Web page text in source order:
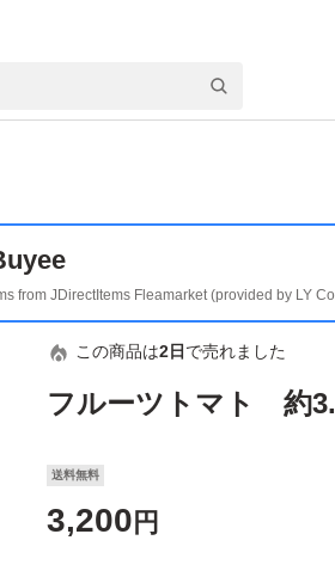
from JDirectItems Fleamarket (provided by LY
この商品は2日 で売れました
フルーツトマト 約
送料無料
3,200 円